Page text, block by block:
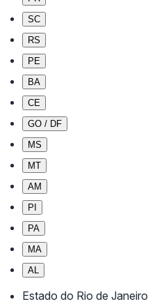
SC
RS
PE
BA
CE
GO / DF
MS
MT
AM
PI
PA
MA
AL
Estado do Rio de Janeiro